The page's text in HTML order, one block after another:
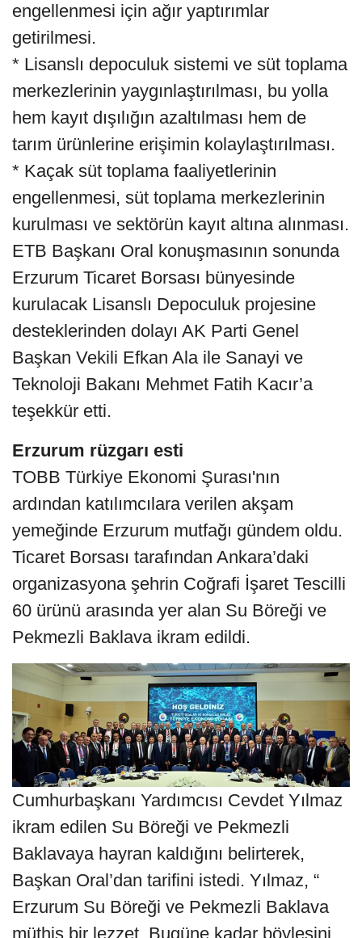
engellenmesi için ağır yaptırımlar
getirilmesi.
* Lisanslı depoculuk sistemi ve süt toplama
merkezlerinin yaygınlaştırılması, bu yolla
hem kayıt dışılığın azaltılması hem de
tarım ürünlerine erişimin kolaylaştırılması.
* Kaçak süt toplama faaliyetlerinin
engellenmesi, süt toplama merkezlerinin
kurulması ve sektörün kayıt altına alınması.
ETB Başkanı Oral konuşmasının sonunda
Erzurum Ticaret Borsası bünyesinde
kurulacak Lisanslı Depoculuk projesine
desteklerinden dolayı AK Parti Genel
Başkan Vekili Efkan Ala ile Sanayi ve
Teknoloji Bakanı Mehmet Fatih Kacır’a
teşekkür etti.
Erzurum rüzgarı esti
TOBB Türkiye Ekonomi Şurası'nın
ardından katılımcılara verilen akşam
yemeğinde Erzurum mutfağı gündem oldu.
Ticaret Borsası tarafından Ankara’daki
organizasyona şehrin Coğrafi İşaret Tescilli
60 ürünü arasında yer alan Su Böreği ve
Pekmezli Baklava ikram edildi.
Cumhurbaşkanı Yardımcısı Cevdet Yılmaz
ikram edilen Su Böreği ve Pekmezli
Baklavaya hayran kaldığını belirterek,
Başkan Oral’dan tarifini istedi. Yılmaz, “
Erzurum Su Böreği ve Pekmezli Baklava
müthiş bir lezzet. Bugüne kadar böylesini